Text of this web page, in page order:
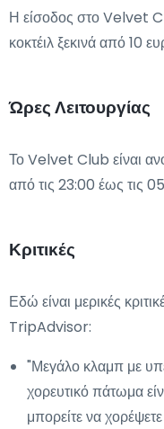
Η είσοδος στο Velvet
κοκτέιλ ξεκινά από 10
Ώρες Λειτουργίας
Το Velvet Club είναι
από τις 23:00 έως τις
Κριτικές
Εδώ είναι μερικές
TripAdvisor:
"Μεγάλο κλαμπ με
χορευτικό πάτωμα
μπορείτε να